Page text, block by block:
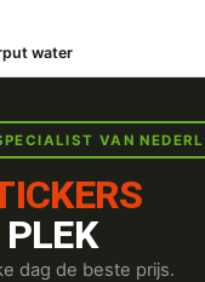
water
VAN
dag de beste prijs.